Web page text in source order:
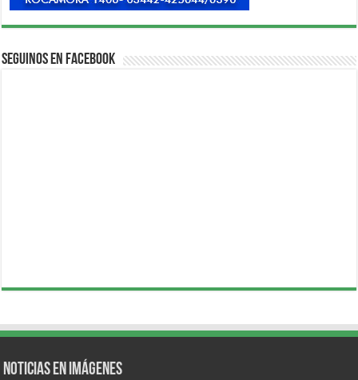
Seguinos en Facebook
Noticias en Imágenes